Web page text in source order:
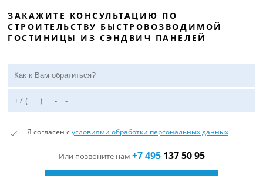
ЗАКАЖИТЕ КОНСУЛЬТАЦИЮ ПО
СТРОИТЕЛЬСТВУ БЫСТРОВОЗВОДИМОЙ
ГОСТИНИЦЫ ИЗ СЭНДВИЧ ПАНЕЛЕЙ
Я согласен сусловиями обработки персональных данных
Или позвоните нам +7 495137 50 95